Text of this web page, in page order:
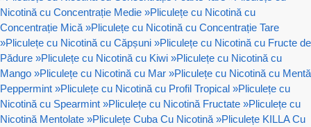
Nicotină cu Concentrație Medie »Pliculețe cu Nicotină cu
Concentrație Mică »Pliculețe cu Nicotină cu Concentrație Tare
»Pliculețe cu Nicotină cu Căpșuni »Pliculețe cu Nicotină cu Fructe de
Pădure »Pliculețe cu Nicotină cu Kiwi »Pliculețe cu Nicotină cu
Mango »Pliculețe cu Nicotină cu Mar »Pliculețe cu Nicotină cu Mentă
Peppermint »Pliculețe cu Nicotină cu Profil Tropical »Pliculețe cu
Nicotină cu Spearmint »Pliculețe cu Nicotină Fructate »Pliculețe cu
Nicotină Mentolate »Pliculețe Cuba Cu Nicotină »Pliculețe KILLA Cu